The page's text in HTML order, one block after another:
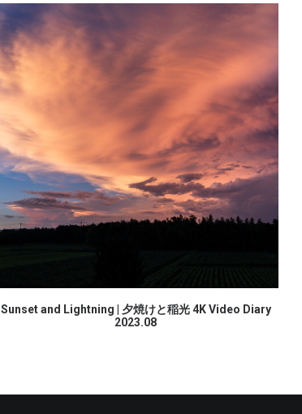
続きを読む
Sunset and Lightning | 夕焼けと稲光 4K Video Diary
2023.08